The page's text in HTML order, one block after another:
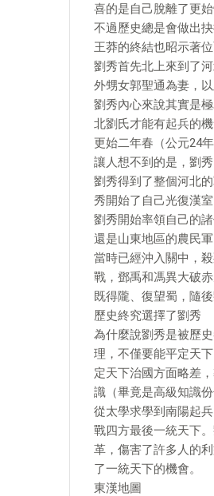
喜的是自己脫離了更
不過歷史總是會做出
王莽的終結也昭示著
劉秀首先北上來到了
外甥女郭聖通為妻，
劉秀內心來說其實是
北劉氏才能有起兵的
更始二年春（公元24
讓人想不到的是，劉
劉秀得到了整個河北
秀開始了自己光復漢室
劉秀開始率領自己的
還是山東地區的農民
當時已經沖入關中，
戰，鄧禹和馮異大破
既得隴、復望蜀，隨
歷史終究選擇了劉秀
為什麼說劉秀是被歷
理，不僅要能平定天
定天下治國方面略差
識（畢竟是高級知識
從太學求學到南陽起
戰四方最後一統天下
革，傷害了許多人的
了一統天下的機會。
東漢地圖